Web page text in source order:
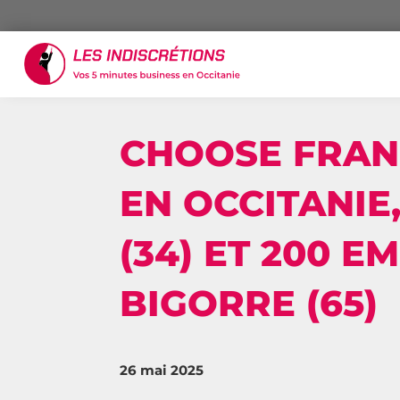
CHOOSE
EN
(34) ET 200
BIGORRE (65)
26 mai 2025